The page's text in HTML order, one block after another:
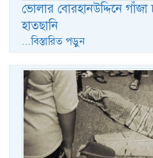
ভোলার বোরহানউদ্দিনে
হাতছানি
...বিস্তারিত পড়ুন